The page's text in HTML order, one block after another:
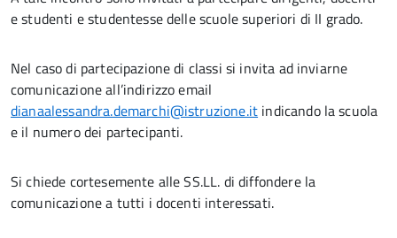
e studenti e studentesse delle scuole superiori di II grado.
Nel caso di partecipazione di classi si invita ad inviarne
comunicazione all’indirizzo email
dianaalessandra.demarchi@istruzione.it indicando la scuola
e il numero dei partecipanti.
Si chiede cortesemente alle SS.LL. di diffondere la
comunicazione a tutti i docenti interessati.